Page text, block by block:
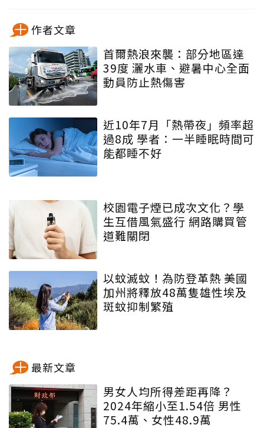
作者文章
首爾熱浪來襲：部分地區達
39度 灑水車、避暑中心全面
動員防止熱傷害
近10年7月「熱帶夜」頻率超
過8成 學者：一半睡眠時間可
能都睡不好
校園電子煙已成次文化？學
生互借風氣盛行 網路購買管
道難關閉
以蚊滅蚊！為防登革熱 美國
加州將釋放48萬隻雄性埃及
斑蚊抑制繁殖
最新文章
男女人均所得差距再降？
2024年縮小至1.54倍 男性
75.4萬、女性48.9萬